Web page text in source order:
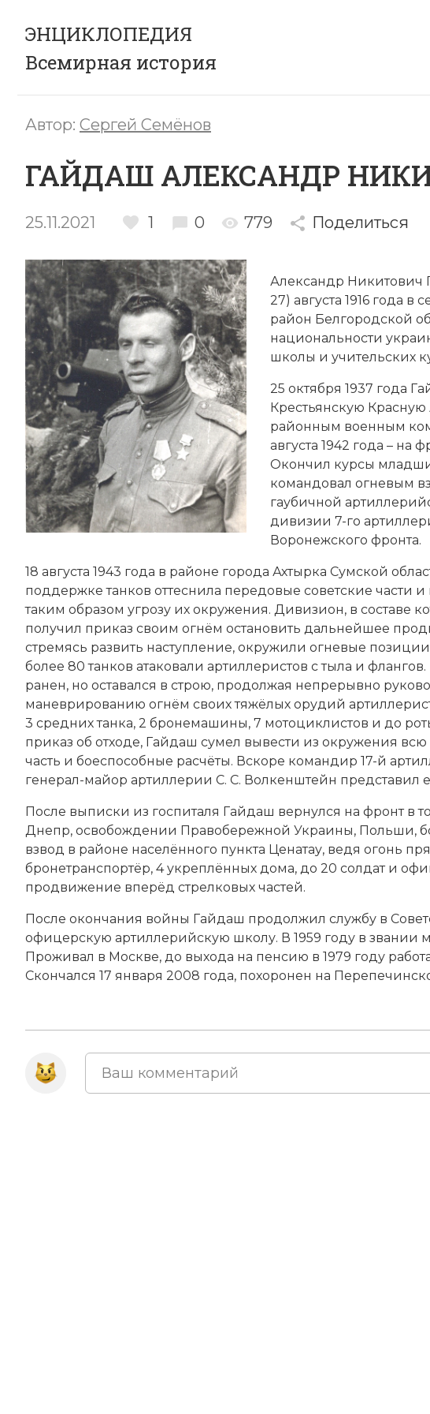
ЭНЦИКЛОПЕДИЯ
Всемирная история
Автор: Сергей Семёнов
ГАЙДАШ АЛЕКСАНДР
25.11.2021 1 0 779 Поделиться
Александр Никитович
27) августа 1916 года
район Белгородской
национальности
школы и учительских
25 октября 1937 года
Крестьянскую
районным военным
августа 1942 года – на
Окончил курсы
командовал огневым
гаубичной
дивизии 7-го
Воронежского фронта.
18 августа 1943 года в районе города Ахтырка Сумской
поддержке танков оттеснила передовые советские части
таким образом угрозу их окружения. Дивизион, в составе
получил приказ своим огнём остановить дальнейшее
стремясь развить наступление, окружили огневые
более 80 танков атаковали артиллеристов с тыла и
ранен, но оставался в строю, продолжая непрерывно
маневрированию огнём своих тяжёлых орудий
3 средних танка, 2 бронемашины, 7 мотоциклистов и до
приказ об отходе, Гайдаш сумел вывести из окружения
часть и боеспособные расчёты. Вскоре командир 17-й
генерал-майор артиллерии С. С. Волкенштейн представил
После выписки из госпиталя Гайдаш вернулся на фронт в
Днепр, освобождении Правобережной Украины, Польши,
взвод в районе населённого пункта Ценатау, ведя огонь
бронетранспортёр, 4 укреплённых дома, до 20 солдат и
продвижение вперёд стрелковых частей.
После окончания войны Гайдаш продолжил службу в
офицерскую артиллерийскую школу. В 1959 году в звании
Проживал в Москве, до выхода на пенсию в 1979 году
Скончался 17 января 2008 года, похоронен на